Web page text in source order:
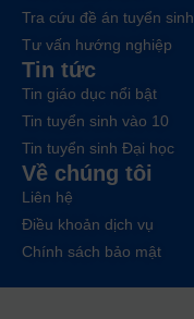
Tra cứu đề án tuyển sinh
Tư vấn hướng nghiệp
Tin tức
Tin giáo dục nổi bật
Tin tuyển sinh vào 10
Tin tuyển sinh Đại học
Về chúng tôi
Liên hệ
Điều khoản dịch vụ
Chính sách bảo mật